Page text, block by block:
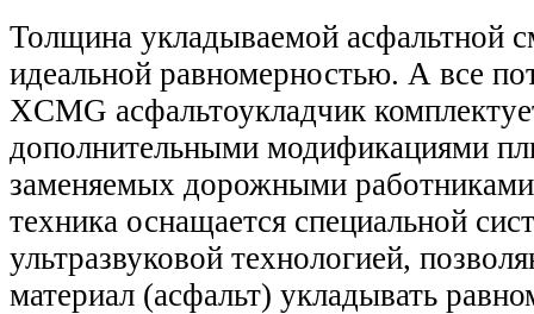
Толщина укладываемой асфальтной
идеальной равномерностью. А все
XCMG асфальтоукладчик
дополнительными модификациями
заменяемых дорожными
техника оснащается специальной
ультразвуковой технологией,
материал (асфальт) укладывать